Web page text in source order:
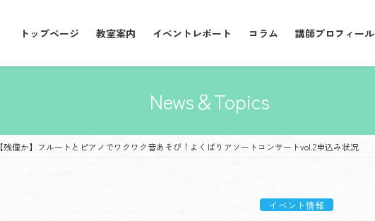
トップページ 教室案内 イベントレポート コラム 講師プロフィール
News＆Topics
【残僅か】フルートとピアノでワクワク音あそび！よくばりアソートコンサートvol.2申込み状況
イベント情報